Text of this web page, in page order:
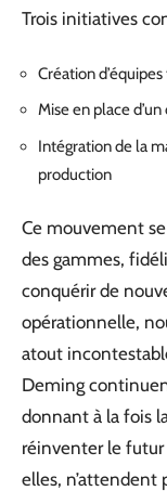
Trois initiatives
Création
Mise en place
Intégration de la
production
Ce mouvement
des gammes,
conquérir de
opérationnelle,
atout
Deming
donnant à la fois
réinventer le
elles, n’attendent